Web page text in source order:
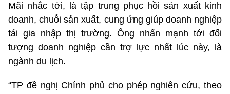
Mãi nhắc tới, là tập trung phục hồi sản xuất kinh
doanh, chuỗi sản xuất, cung ứng giúp doanh nghiệp
tái gia nhập thị trường. Ông nhấn mạnh tới đối
tượng doanh nghiệp cần trợ lực nhất lúc này, là
ngành du lịch.
“TP đề nghị Chính phủ cho phép nghiên cứu, theo